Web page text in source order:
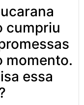
cumpriu
momento.
essa